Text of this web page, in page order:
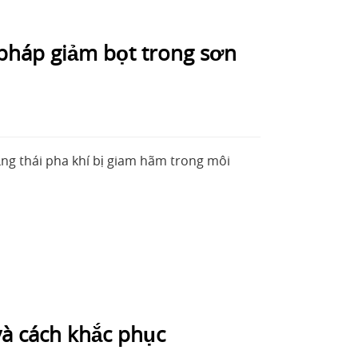
giảm bọt trong sơn
thái pha khí bị giam hãm trong môi
cách khắc phục